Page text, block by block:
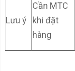
Lưu ý
Cần MTC
khi đặt
hàng